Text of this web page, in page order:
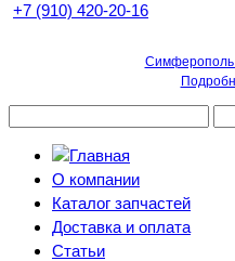
+7 (910) 420-20-16
Симферополь
О компании
Каталог запчастей
Доставка и оплата
Статьи